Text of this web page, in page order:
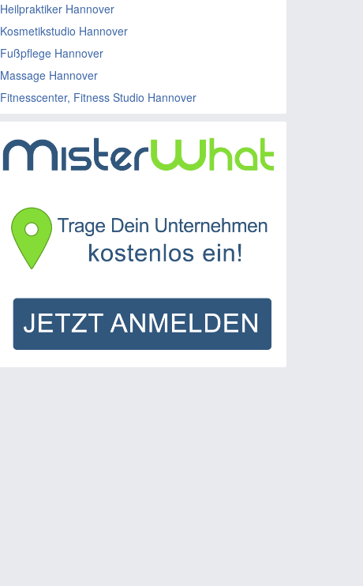
Heilpraktiker Hannover
Kosmetikstudio Hannover
Fußpflege Hannover
Massage Hannover
Fitnesscenter, Fitness Studio Hannover